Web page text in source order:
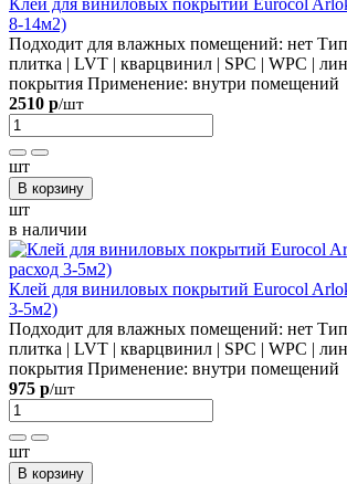
Клей для виниловых покрытий Eurocol
8-14м2)
Подходит для влажных помещений: нет
плитка | LVT | кварцвинил | SPC | WPC |
покрытия Применение: внутри помещений
2510 р/шт
шт
В корзину
шт
в наличии
Клей для виниловых покрытий Eurocol
3-5м2)
Подходит для влажных помещений: нет
плитка | LVT | кварцвинил | SPC | WPC |
покрытия Применение: внутри помещений
975 р/шт
шт
В корзину